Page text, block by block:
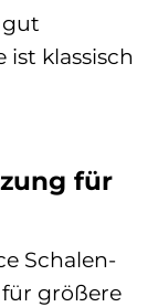
gut
ist klassisch
für
Schalen-
größere